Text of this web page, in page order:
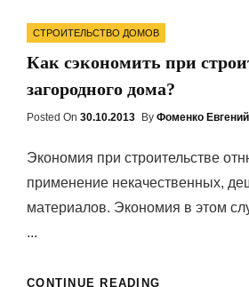
ЗАДЕРЖЕК
–
УСПЕШНОГО
Categories
СТРОИТЕЛЬСТВО ДОМОВ
Как сэкономить при
загородного дома?
Posted On Posted
30.10.2013 By Фоменко Евгений
Экономия при строительстве
применение некачественных,
материалов. Экономия в этом
...
CONTINUE READING